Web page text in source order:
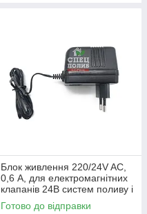
Блок живлення 220/24V AC,
0,6 А, для електромагнітних
клапанів 24В систем поливу і
водопостачання
Готово до відправки